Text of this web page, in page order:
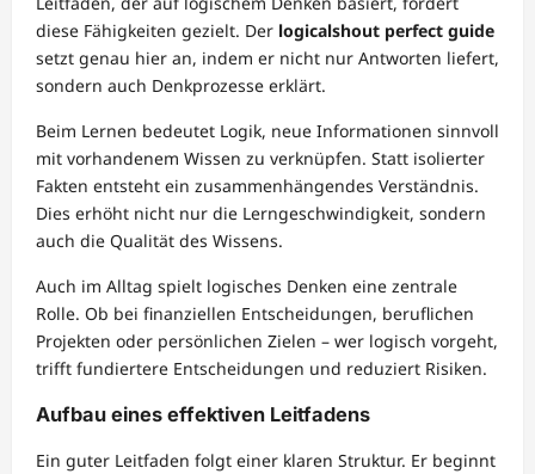
diese Fähigkeiten gezielt. Der logicalshout perfect guide
setzt genau hier an, indem er nicht nur Antworten liefert,
sondern auch Denkprozesse erklärt.
Beim Lernen bedeutet Logik, neue Informationen sinnvoll
mit vorhandenem Wissen zu verknüpfen. Statt isolierter
Fakten entsteht ein zusammenhängendes Verständnis.
Dies erhöht nicht nur die Lerngeschwindigkeit, sondern
auch die Qualität des Wissens.
Auch im Alltag spielt logisches Denken eine zentrale
Rolle. Ob bei finanziellen Entscheidungen, beruflichen
Projekten oder persönlichen Zielen – wer logisch vorgeht,
trifft fundiertere Entscheidungen und reduziert Risiken.
Aufbau eines effektiven Leitfadens
Ein guter Leitfaden folgt einer klaren Struktur. Er beginnt